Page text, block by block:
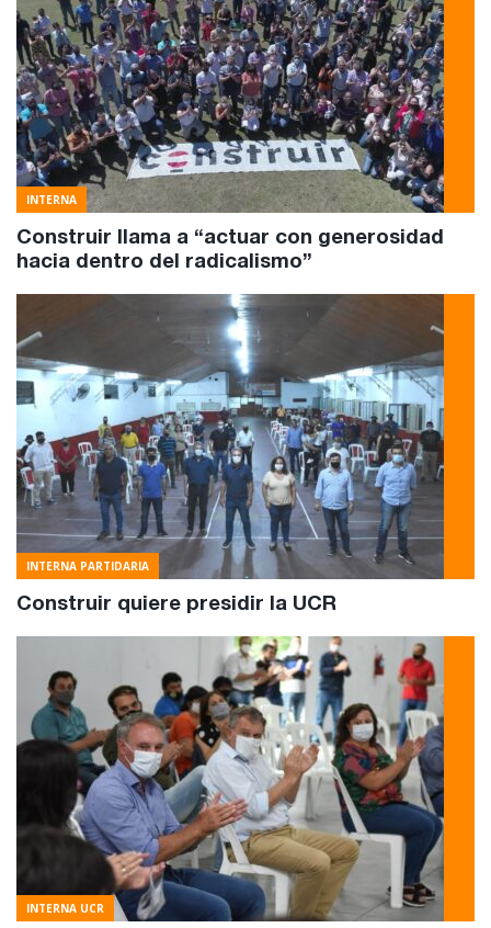
INTERNA
Construir llama a “actuar con generosidad
hacia dentro del radicalismo”
INTERNA PARTIDARIA
Construir quiere presidir la UCR
INTERNA UCR